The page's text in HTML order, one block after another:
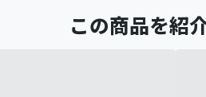
この商品を紹